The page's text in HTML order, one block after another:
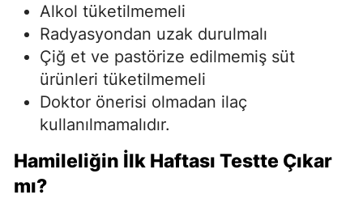
Alkol tüketilmemeli
Radyasyondan uzak durulmalı
Çiğ et ve pastörize edilmemiş süt
ürünleri tüketilmemeli
Doktor önerisi olmadan ilaç
kullanılmamalıdır.
Hamileliğin İlk Haftası Testte Çıkar
mı?